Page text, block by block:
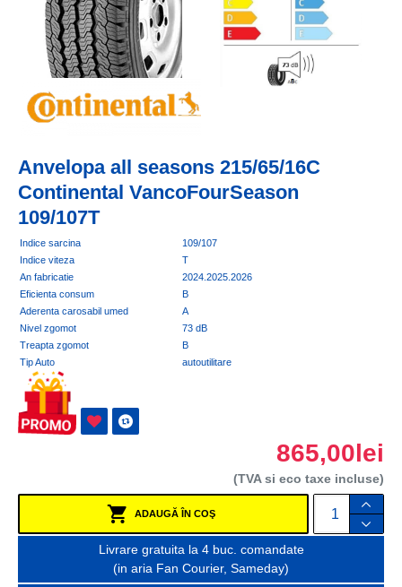
Anvelopa all seasons 215/65/16C
Continental VancoFourSeason
109/107T
Indice sarcina
109/107
Indice viteza
T
An fabricatie
2024.2025.2026
Eficienta consum
B
Aderenta carosabil umed
A
Nivel zgomot
73 dB
Treapta zgomot
B
Tip Auto
autoutilitare
865,00lei
(TVA si eco taxe incluse)
ADAUGĂ ÎN COŞ
Livrare gratuita la 4 buc. comandate
(in aria Fan Courier, Sameday)